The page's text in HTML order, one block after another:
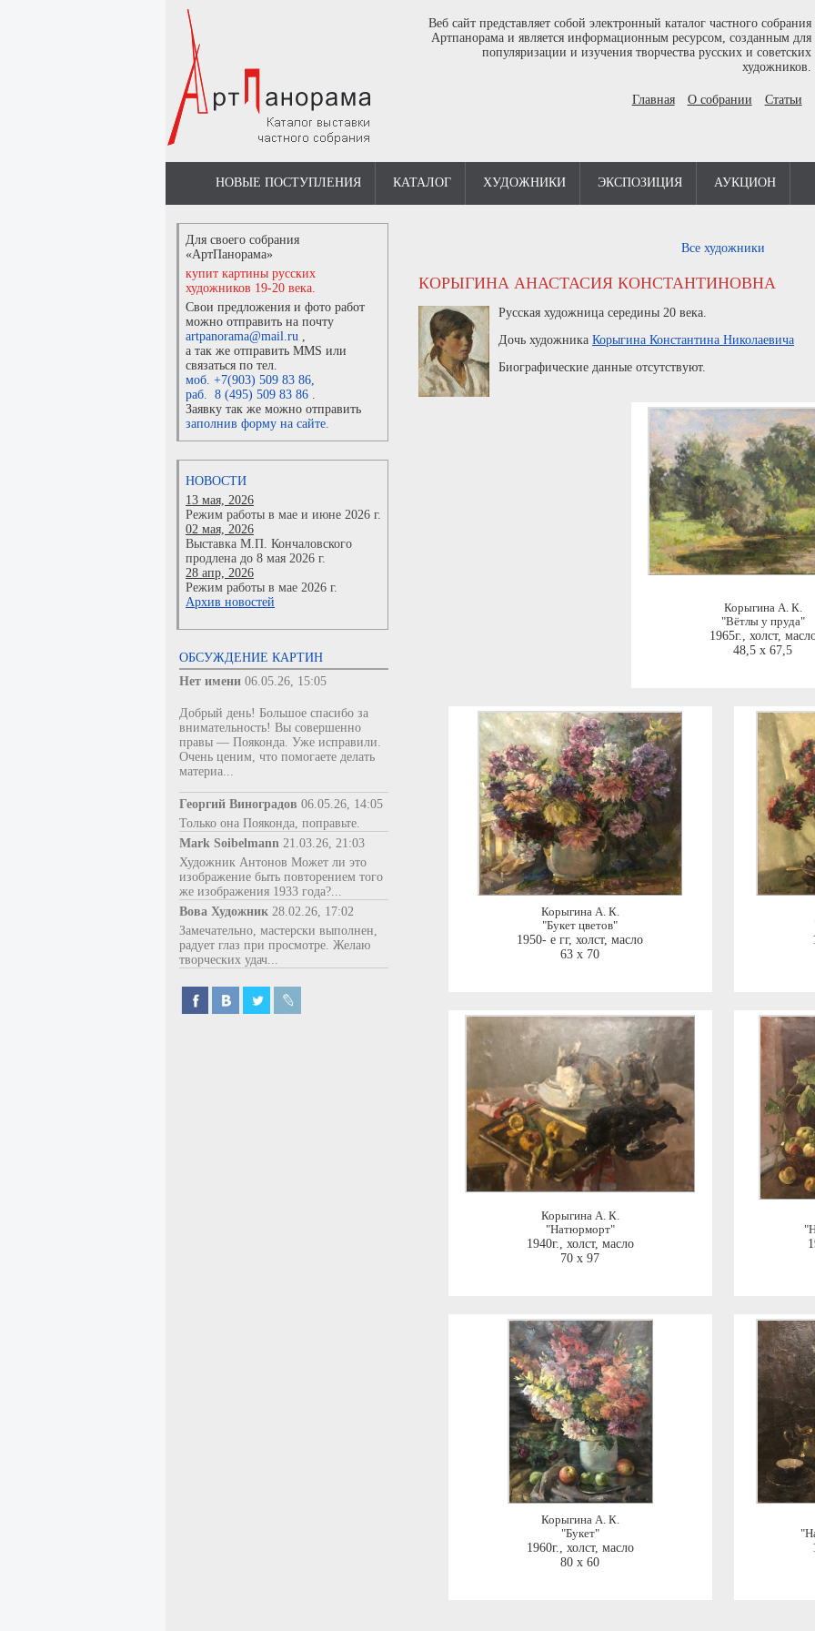
Веб сайт представляет собой электронный каталог частного собрания
Артпанорама и является информационным ресурсом, созданным для
популяризации и изучения творчества русских и советских
художников.
Главная О собрании Статьи
НОВЫЕ ПОСТУПЛЕНИЯ КАТАЛОГ ХУДОЖНИКИ ЭКСПОЗИЦИЯ АУКЦИОН
Для своего собрания
«АртПанорама»
купит картины русских
художников 19-20 века.
Свои предложения и фото работ
можно отправить на почту
artpanorama@mail.ru ,
а так же отправить MMS или
связаться по тел.
моб. +7(903) 509 83 86,
раб. 8 (495) 509 83 86 .
Заявку так же можно отправить
заполнив форму на сайте.
НОВОСТИ
13 мая, 2026
Режим работы в мае и июне 2026 г.
02 мая, 2026
Выставка М.П. Кончаловского
продлена до 8 мая 2026 г.
28 апр, 2026
Режим работы в мае 2026 г.
Архив новостей
ОБСУЖДЕНИЕ КАРТИН
Нет имени 06.05.26, 15:05
Добрый день! Большое спасибо за
внимательность! Вы совершенно
правы — Пояконда. Уже исправили.
Очень ценим, что помогаете делать
материа...
Георгий Виноградов 06.05.26, 14:05
Только она Пояконда, поправьте.
Mark Soibelmann 21.03.26, 21:03
Художник Антонов Может ли это
изображение быть повторением того
же изображения 1933 года?...
Вова Художник 28.02.26, 17:02
Замечательно, мастерски выполнен,
радует глаз при просмотре. Желаю
творческих удач...
Все художники
КОРЫГИНА АНАСТАСИЯ КОНСТАНТИНОВНА
Русская художница середины 20 века.
Дочь художника Корыгина Константина Николаевича
Биографические данные отсутствуют.
Корыгина А. К.
"Вётлы у пруда"
1965г., холст,
48,5 x 67,5
Корыгина А. К.
"Букет цветов"
1950- е гг, холст, масло
63 x 70
Корыгина А. К.
"Натюрморт"
1940г., холст, масло
70 x 97
Корыгина А. К.
"Букет"
1960г., холст, масло
80 x 60